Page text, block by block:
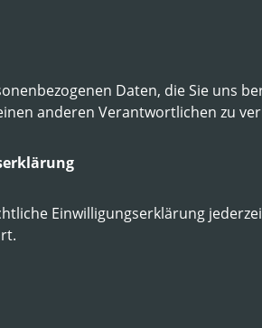
Daten, die Sie uns
anderen Verantwortlichen zu
Einwilligungserklärung